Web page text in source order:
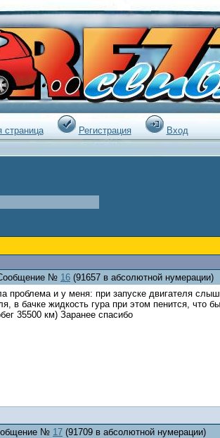
страница Регистрация
Вход
№ 16 (91657 в абсолютной нумерации)
проблема и у меня: при запуске двигателя
в бачке жидкость гура при этом пенится, что
35500 км) Заранее спасибо
№ 17 (91709 в абсолютной нумерации)